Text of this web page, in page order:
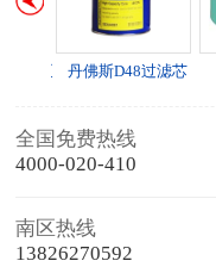
加油泵 丹佛斯D48过滤芯
全国免费热线
4000-020-410
南区热线
13826270592